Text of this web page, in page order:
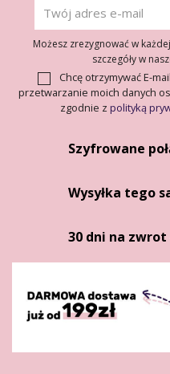
Możesz zrezygnować w
szczegóły w
Chcę otrzymywać E-
przetwarzanie moich danych
zgodnie z polityką
Szyfrowane
Wysyłka tego
30 dni na zwrot